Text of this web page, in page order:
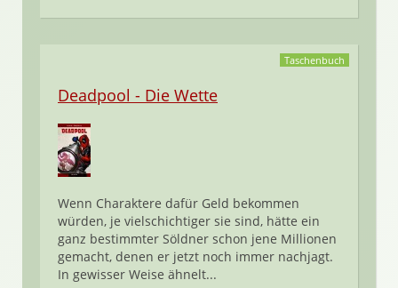
Taschenbuch
Deadpool - Die Wette
Wenn Charaktere dafür Geld bekommen
würden, je vielschichtiger sie sind, hätte ein
ganz bestimmter Söldner schon jene Millionen
gemacht, denen er jetzt noch immer nachjagt.
In gewisser Weise ähnelt...